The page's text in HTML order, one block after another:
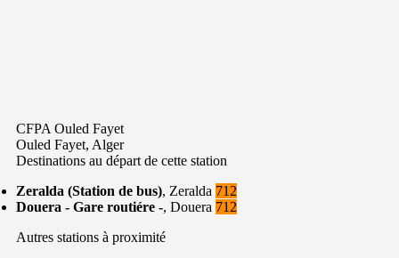
CFPA Ouled Fayet
Ouled Fayet, Alger
Destinations au départ de cette station
Zeralda (Station de bus), Zeralda 712
Douera - Gare routiére -, Douera 712
Autres stations à proximité